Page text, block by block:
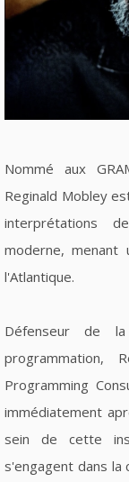
Nommé aux
Reginald Mobley
interprétations
moderne,
l'Atlantique.
Défenseur de
programmation,
Programming
immédiatement
sein de cette
s'engagent dans la